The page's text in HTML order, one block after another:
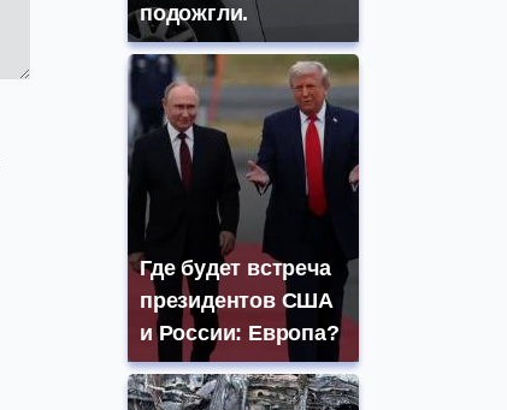
подожгли.
Где будет встреча
президентов США
и России: Европа?